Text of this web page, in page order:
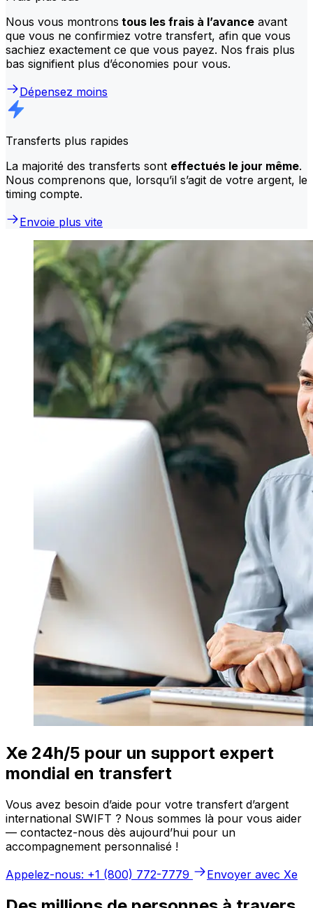
Nous vous montrons tous les frais à l’avance avant
que vous ne confirmiez votre transfert, afin que vous
sachiez exactement ce que vous payez. Nos frais plus
bas signifient plus d’économies pour vous.
Dépensez moins
Transferts plus rapides
La majorité des transferts sont effectués le jour même.
Nous comprenons que, lorsqu’il s’agit de votre argent, le
timing compte.
Envoie plus vite
Xe 24h/5 pour un support expert
mondial en transfert
Vous avez besoin d’aide pour votre transfert d’argent
international SWIFT ? Nous sommes là pour vous aider
— contactez-nous dès aujourd’hui pour un
accompagnement personnalisé !
Appelez-nous: +1 (800) 772-7779
Envoyer avec Xe